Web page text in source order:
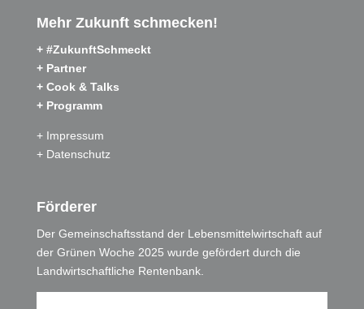
Mehr Zukunft schmecken!
+ #ZukunftSchmeckt
+ Partner
+ Cook & Talks
+ Programm
+ Impressum
+ Datenschutz
Förderer
Der Gemeinschaftsstand der Lebensmittelwirtschaft auf
der Grünen Woche 2025 wurde gefördert durch die
Landwirtschaftliche Rentenbank.